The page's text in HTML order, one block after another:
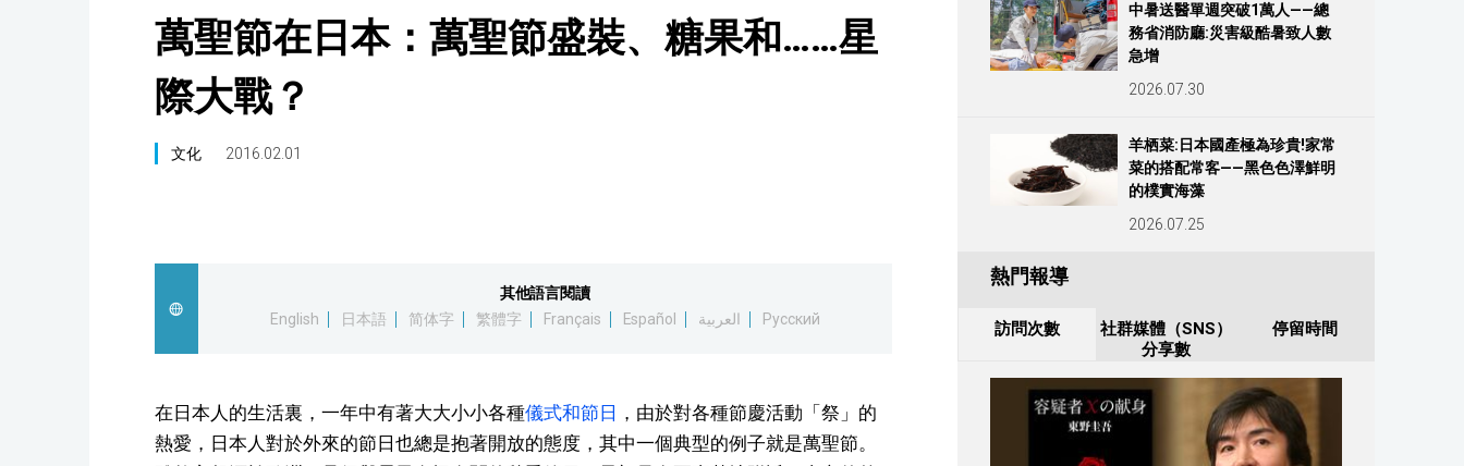
東京
萬聖節在日本：萬聖節盛裝、糖果和……星
際大戰？
文化 2016.02.01
其他語言閱讀
English
日本語 简体字 繁體字 Français Español العربية Русский
在日本人的生活裏，一年中有著大大小小各種儀式和節日 ，由於對各種節慶活動「祭」的
熱愛，日本人對於外來的節日也總是抱著開放的態度，其中一個典型的例子就是萬聖節。
中暑送醫單週突破1萬人——總
務省消防廳:災害級酷暑致人數
急增
2026.07.30
羊栖菜:日本國產極為珍貴!家常
菜的搭配常客——黑色色澤鮮明
的樸實海藻
2026.07.25
熱門報導
訪問次數
社群媒體（SNS）
分享數
停留時間